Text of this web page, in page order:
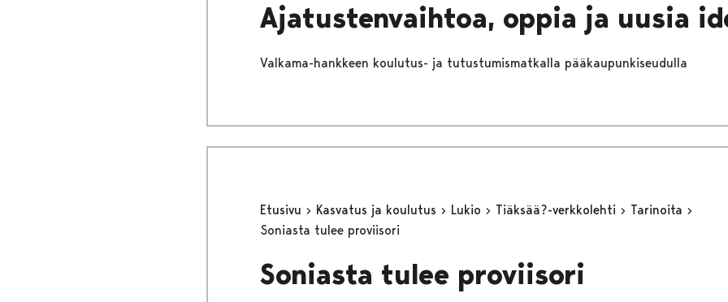
Ajatustenvaihtoa, oppia ja uusia
Valkama-hankkeen koulutus- ja tutustumismatkalla pääkaupunkiseudulla
Etusivu Kasvatus ja koulutus Lukio Tiäksää?-verkkolehti
Tarinoita
Soniasta tulee proviisori
Soniasta tulee proviisori